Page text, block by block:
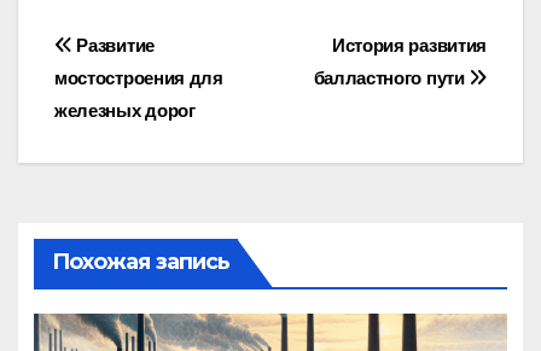
Навигация
по
записям
История развития
балластного пути
Развитие
мостостроения для
железных дорог
Похожая запись